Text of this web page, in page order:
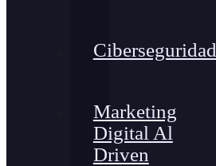
Ciberseguridad
Marketing
Digital Al
Driven